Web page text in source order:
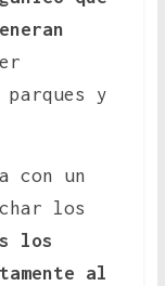
y
con un
los
los
al